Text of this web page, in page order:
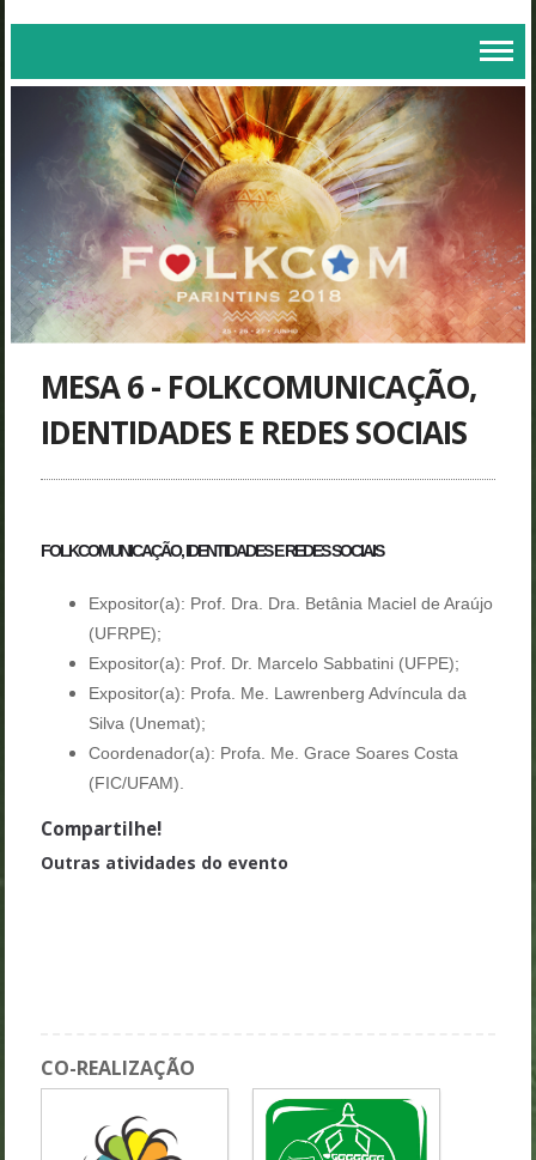
MESA 6 - FOLKCOMUNICAÇÃO,
IDENTIDADES E REDES SOCIAIS
FOLKCOMUNICAÇÃO, IDENTIDADES E REDES SOCIAIS
Expositor(a): Prof. Dra. Dra. Betânia Maciel de Araújo
(UFRPE);
Expositor(a): Prof. Dr. Marcelo Sabbatini (UFPE);
Expositor(a): Profa. Me. Lawrenberg Advíncula da
Silva (Unemat);
Coordenador(a): Profa. Me. Grace Soares Costa
(FIC/UFAM).
Compartilhe!
Outras atividades do evento
CO-REALIZAÇÃO